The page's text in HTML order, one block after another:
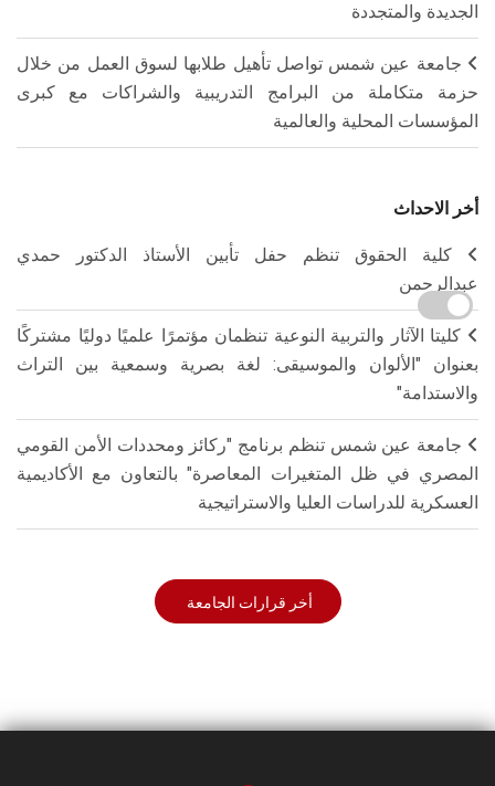
الجديدة والمتجددة
جامعة عين شمس تواصل تأهيل طلابها لسوق العمل من خلال
حزمة متكاملة من البرامج التدريبية والشراكات مع كبرى
المؤسسات المحلية والعالمية
أخر الاحداث
كلية الحقوق تنظم حفل تأبين الأستاذ الدكتور حمدي
عبدالرحمن
كليتا الآثار والتربية النوعية تنظمان مؤتمرًا علميًا دوليًا مشتركًا
بعنوان "الألوان والموسيقى: لغة بصرية وسمعية بين التراث
والاستدامة"
جامعة عين شمس تنظم برنامج "ركائز ومحددات الأمن القومي
المصري في ظل المتغيرات المعاصرة" بالتعاون مع الأكاديمية
العسكرية للدراسات العليا والاستراتيجية
أخر قرارات الجامعة